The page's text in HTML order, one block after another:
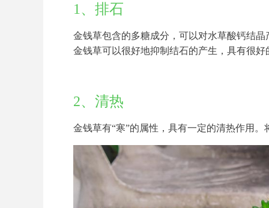
1、排石
金钱草包含的多糖成分，可以对水草酸钙结
金钱草可以很好地抑制结石的产生，具有很好
2、清热
金钱草有“寒”的属性，具有一定的清热作用